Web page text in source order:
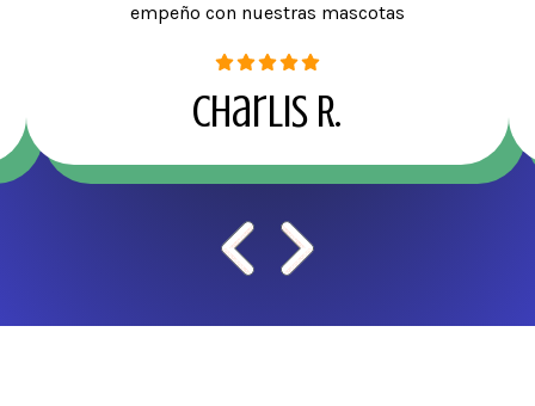
empeño con nuestras mascotas
Charlis R.